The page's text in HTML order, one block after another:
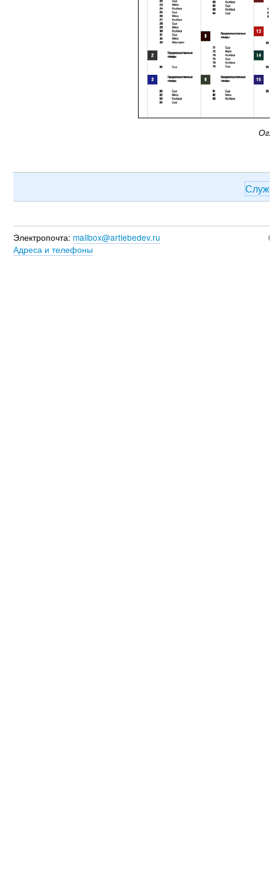
Электропочта: mailbox@artlebedev.ru
Адреса и телефоны